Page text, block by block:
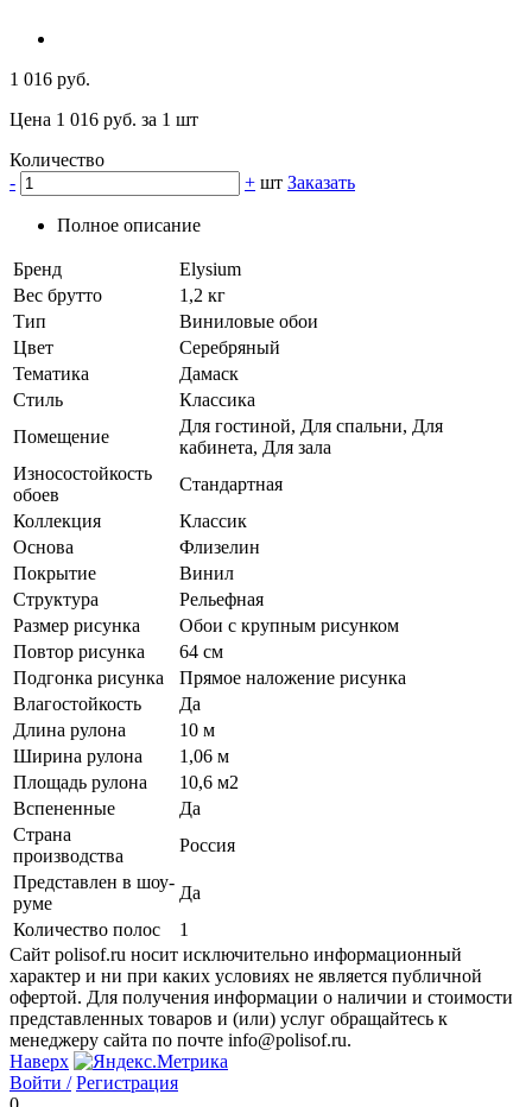
1 016 руб.
Цена 1 016 руб. за 1 шт
Количество
-
+ шт Заказать
Полное описание
Бренд
Elysium
Вес брутто
1,2 кг
Тип
Виниловые обои
Цвет
Серебряный
Тематика
Дамаск
Стиль
Классика
Помещение
Для гостиной, Для спальни, Для
кабинета, Для зала
Износостойкость
обоев
Стандартная
Коллекция
Классик
Основа
Флизелин
Покрытие
Винил
Структура
Рельефная
Размер рисунка
Обои с крупным рисунком
Повтор рисунка
64 см
Подгонка рисунка
Прямое наложение рисунка
Влагостойкость
Да
Длина рулона
10 м
Ширина рулона
1,06 м
Площадь рулона
10,6 м2
Вспененные
Да
Страна
производства
Россия
Представлен в шоу-
руме
Да
Количество полос
1
Сайт polisof.ru носит исключительно информационный
характер и ни при каких условиях не является публичной
офертой. Для получения информации о наличии и стоимости
представленных товаров и (или) услуг обращайтесь к
менеджеру сайта по почте info@polisof.ru.
Наверх
Войти / Регистрация